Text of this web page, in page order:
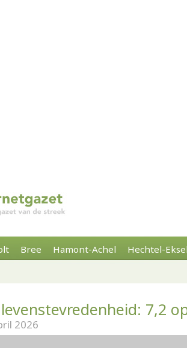
Bree Hamont-Achel Hechtel-
7,2
2026